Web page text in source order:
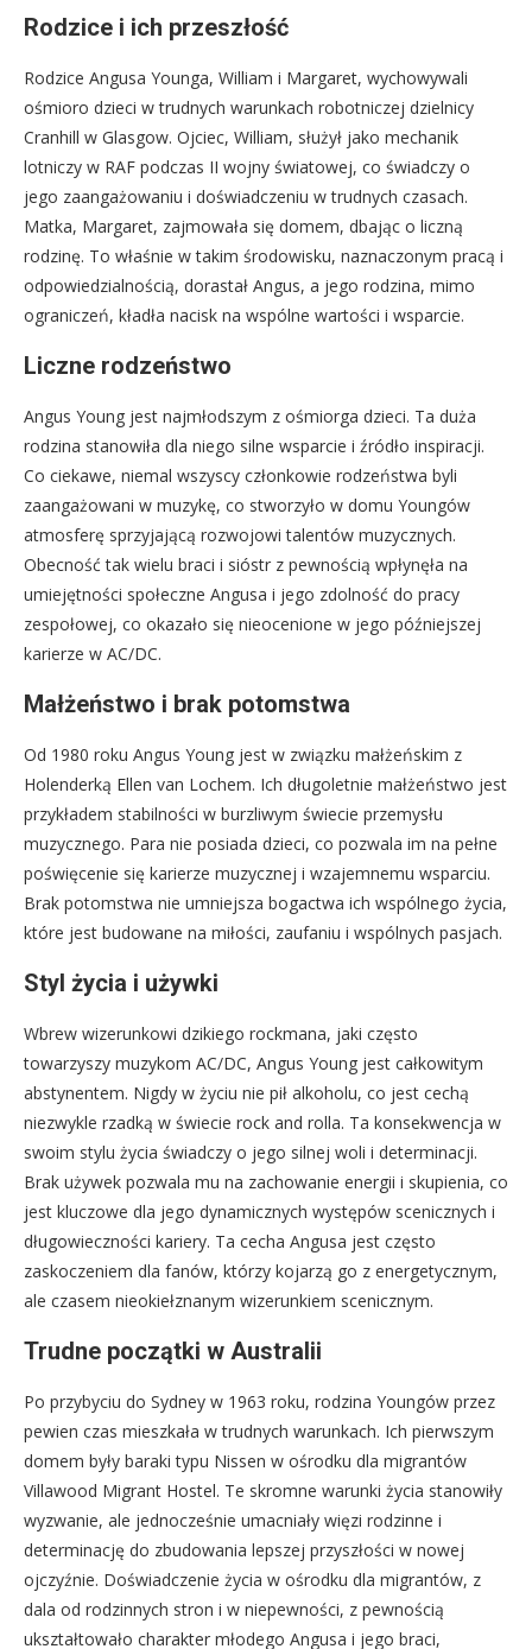
Rodzice i ich przeszłość
Rodzice Angusa Younga, William i Margaret, wychowywali
ośmioro dzieci w trudnych warunkach robotniczej dzielnicy
Cranhill w Glasgow. Ojciec, William, służył jako mechanik
lotniczy w RAF podczas II wojny światowej, co świadczy o
jego zaangażowaniu i doświadczeniu w trudnych czasach.
Matka, Margaret, zajmowała się domem, dbając o liczną
rodzinę. To właśnie w takim środowisku, naznaczonym pracą i
odpowiedzialnością, dorastał Angus, a jego rodzina, mimo
ograniczeń, kładła nacisk na wspólne wartości i wsparcie.
Liczne rodzeństwo
Angus Young jest najmłodszym z ośmiorga dzieci. Ta duża
rodzina stanowiła dla niego silne wsparcie i źródło inspiracji.
Co ciekawe, niemal wszyscy członkowie rodzeństwa byli
zaangażowani w muzykę, co stworzyło w domu Youngów
atmosferę sprzyjającą rozwojowi talentów muzycznych.
Obecność tak wielu braci i sióstr z pewnością wpłynęła na
umiejętności społeczne Angusa i jego zdolność do pracy
zespołowej, co okazało się nieocenione w jego późniejszej
karierze w AC/DC.
Małżeństwo i brak potomstwa
Od 1980 roku Angus Young jest w związku małżeńskim z
Holenderką Ellen van Lochem. Ich długoletnie małżeństwo jest
przykładem stabilności w burzliwym świecie przemysłu
muzycznego. Para nie posiada dzieci, co pozwala im na pełne
poświęcenie się karierze muzycznej i wzajemnemu wsparciu.
Brak potomstwa nie umniejsza bogactwa ich wspólnego życia,
które jest budowane na miłości, zaufaniu i wspólnych pasjach.
Styl życia i używki
Wbrew wizerunkowi dzikiego rockmana, jaki często
towarzyszy muzykom AC/DC, Angus Young jest całkowitym
abstynentem. Nigdy w życiu nie pił alkoholu, co jest cechą
niezwykle rzadką w świecie rock and rolla. Ta konsekwencja w
swoim stylu życia świadczy o jego silnej woli i determinacji.
Brak używek pozwala mu na zachowanie energii i skupienia, co
jest kluczowe dla jego dynamicznych występów scenicznych i
długowieczności kariery. Ta cecha Angusa jest często
zaskoczeniem dla fanów, którzy kojarzą go z energetycznym,
ale czasem nieokiełznanym wizerunkiem scenicznym.
Trudne początki w Australii
Po przybyciu do Sydney w 1963 roku, rodzina Youngów przez
pewien czas mieszkała w trudnych warunkach. Ich pierwszym
domem były baraki typu Nissen w ośrodku dla migrantów
Villawood Migrant Hostel. Te skromne warunki życia stanowiły
wyzwanie, ale jednocześnie umacniały więzi rodzinne i
determinację do zbudowania lepszej przyszłości w nowej
ojczyźnie. Doświadczenie życia w ośrodku dla migrantów, z
dala od rodzinnych stron i w niepewności, z pewnością
ukształtowało charakter młodego Angusa i jego braci,